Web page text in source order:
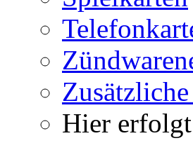
Hier